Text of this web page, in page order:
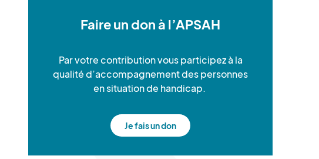
Faire un don à l’APSAH
Par votre contribution vous participez à la
qualité d’accompagnement des personnes
en situation de handicap.
Je fais un don